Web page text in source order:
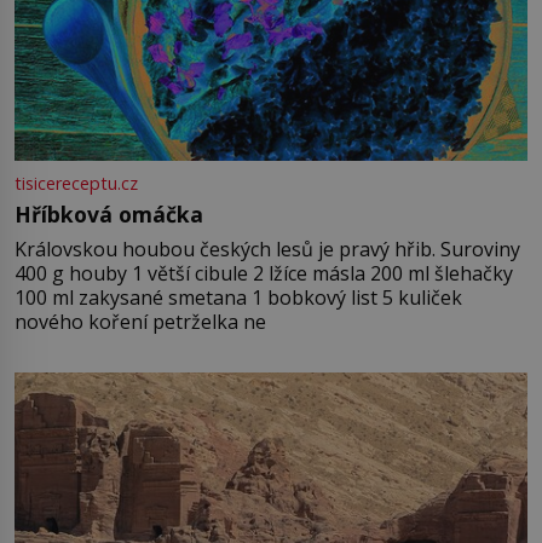
tisicereceptu.cz
Hříbková omáčka
Královskou houbou českých lesů je pravý hřib. Suroviny
400 g houby 1 větší cibule 2 lžíce másla 200 ml šlehačky
100 ml zakysané smetana 1 bobkový list 5 kuliček
nového koření petrželka ne